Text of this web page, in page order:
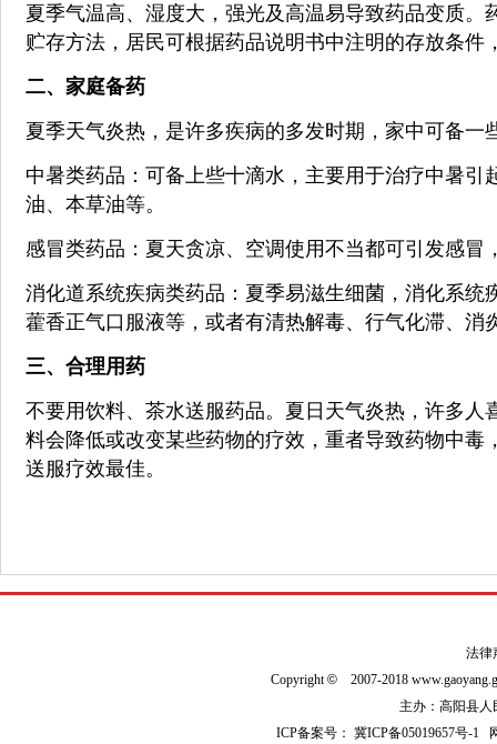
夏季气温高、湿度大，强光及高温易导致药品变质
贮存方法，居民可根据药品说明书中注明的存放条件
二、家庭备药
夏季天气炎热，是许多疾病的多发时期，家中可备一
中暑类药品：可备上些十滴水，主要用于治疗中暑
油、本草油等。
感冒类药品：夏天贪凉、空调使用不当都可引发感
消化道系统疾病类药品：夏季易滋生细菌，消化系
藿香正气口服液等，或者有清热解毒、行气化滞、消
三、合理用药
不要用饮料、茶水送服药品。夏日天气炎热，许多
料会降低或改变某些药物的疗效，重者导致药物中
送服疗效最佳。
法律
Copyright© 2007-2018
主办：高阳县人
ICP备案号：冀ICP备05019657号-1